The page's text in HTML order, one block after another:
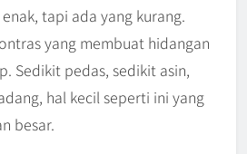
tapi ada yang kurang.
yang membuat hidangan
Sedikit pedas, sedikit asin,
hal kecil seperti ini yang
besar.